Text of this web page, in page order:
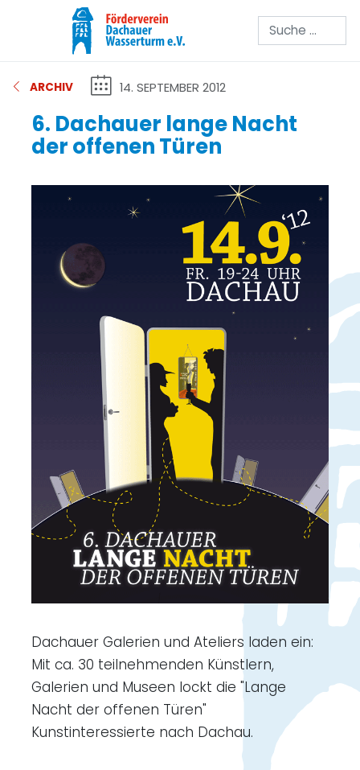
Suchen
ARCHIV 14. SEPTEMBER 2012
6. Dachauer lange Nacht
der offenen Türen
Dachauer Galerien und Ateliers laden ein:
Mit ca. 30 teilnehmenden Künstlern,
Galerien und Museen lockt die "Lange
Nacht der offenen Türen"
Kunstinteressierte nach Dachau.